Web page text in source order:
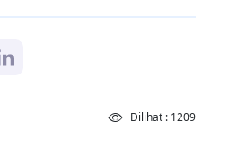
Dilihat : 1209